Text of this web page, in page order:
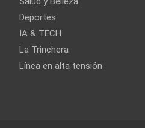
Deportes
IA & TECH
La Trinchera
Línea en alta tensión